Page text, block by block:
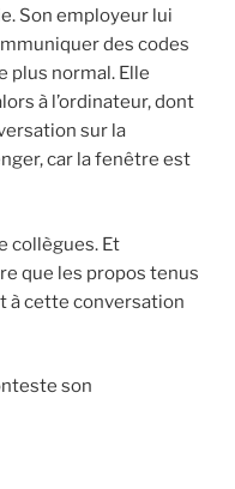
Son employeur lui
des codes
plus normal. Elle
à l’ordinateur, dont
sur la
car la fenêtre est
collègues. Et
que les propos tenus
à cette conversation
son